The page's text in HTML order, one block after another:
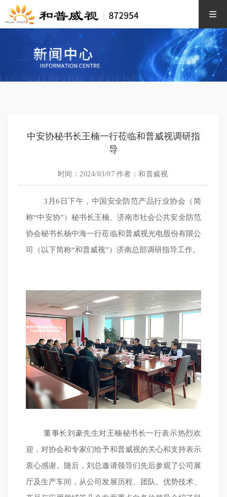
中安协秘书长王楠一行莅临和普威视调研指
导
时间：2024/03/07 作者：和普威视
3月6日下午，中国安全防范产品行业协会（简
称“中安协”）秘书长王楠、济南市社会公共安全防范
协会秘书长杨中海一行莅临和普威视光电股份有限公
司（以下简称“和普威视”）济南总部调研指导工作。
董事长刘豪先生对王楠秘书长一行表示热烈欢
迎，对协会和专家们给予和普威视的关心和支持表示
衷心感谢。随后，刘总邀请领导们先后参观了公司展
厅及生产车间，从公司发展历程、团队、优势技术、